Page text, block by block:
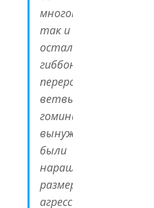
многом
так и
остался
гиббоном-
переростком)
ветвь
гоминид
вынуждена
были
наращивать
размеры,
агрессивность